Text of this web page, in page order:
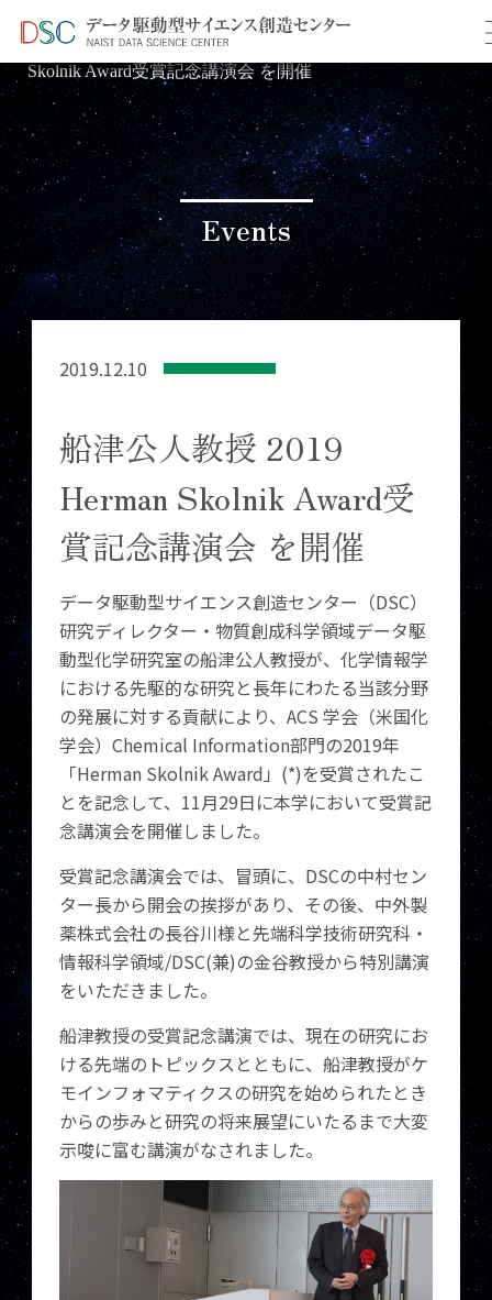
TOP ＞ イベント情報
＞ 船津公人教授 2019 Herman
Skolnik Award受賞記念講演会 を開催
Events
2019.12.10
船津公人教授 2019
Herman Skolnik Award受
賞記念講演会 を開催
データ駆動型サイエンス創造センター（DSC）
研究ディレクター・物質創成科学領域データ駆
動型化学研究室の船津公人教授が、化学情報学
における先駆的な研究と長年にわたる当該分野
の発展に対する貢献により、ACS 学会（米国化
学会）Chemical Information部門の2019年
「Herman Skolnik Award」(*)を受賞されたこ
とを記念して、11月29日に本学において受賞記
念講演会を開催しました。
受賞記念講演会では、冒頭に、DSCの中村セン
ター長から開会の挨拶があり、その後、中外製
薬株式会社の長谷川様と先端科学技術研究科・
情報科学領域/DSC(兼)の金谷教授から特別講演
をいただきました。
船津教授の受賞記念講演では、現在の研究にお
ける先端のトピックスとともに、船津教授がケ
モインフォマティクスの研究を始められたとき
からの歩みと研究の将来展望にいたるまで大変
示唆に富む講演がなされました。